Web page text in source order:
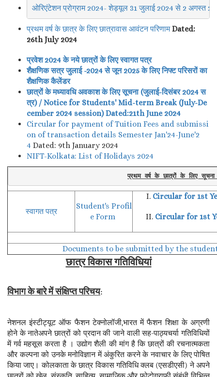
ओरिएंटेशन प्रोग्राम 2024- शेड्यूल 31 जुलाई 2024 से 2 अगस्त
प्रथम वर्ष के छात्र के लिए छात्रावास आवंटन परिणाम Dated:
26th July 2024
प्रवेश 2024 के नये छात्रों के लिए स्वागत पत्र
शैक्षणिक सत्र जुलाई-2024से जून2025के लिए निफ्ट परिसरों का
शैक्षणिक कैलेंडर
छात्रों के मध्यावधि अवकाश के लिए सूचना (जुलाई-दिसंबर 2024 स
त्र) / Notice for Students' Mid-term Break (July-De
cember 2024 session) Dated:21th June 2024
Circular for payment of Tuition Fees and submissi
on of transaction details Semester Jan'24-June'2
4 Dated: 9th January 2024
NIFT-Kolkata: List of Holidays 2024
प्रथम वर्ष के छात्रों के लिए
स्वागत पत्र
Student's Profil
e Form
I. Circular for 1st
II. Circular for 1st
Documents to be submitted by the
छात्र विकास गतिविधियां
विभाग के बारे में संक्षिप्त परिचय:
नेशनल इंस्टीट्यूट ऑफ फैशन टेक्नोलॉजी,भारत में फैशन शिक्षा के अग्रणी
होने के नातेअपने छात्रों को प्रदान की जाने वाली सह-पाठ्यचर्या गतिविधियों
में गर्व महसूस करता है । उद्योग शैली की मांग है कि छात्रों की रचनात्मकता
और कल्पना को उनके मनोविज्ञान में अंकुरित करने के नवाचार के लिए पोषित
किया जाए। कोलकाता के छात्र विकास गतिविधि क्लब (एसडीएसी) ने अपने